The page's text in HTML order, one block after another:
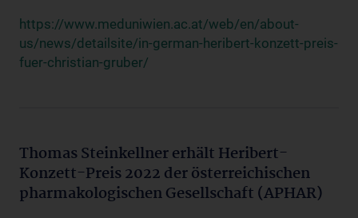
https://www.meduniwien.ac.at/web/en/about-
us/news/detailsite/in-german-heribert-konzett-preis-
fuer-christian-gruber/
Thomas Steinkellner erhält Heribert-
Konzett-Preis 2022 der österreichischen
pharmakologischen Gesellschaft (APHAR)